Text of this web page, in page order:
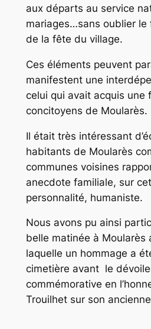
aux départs au service
mariages…sans oublier le
de la fête du village.
Ces éléments peuvent
manifestent une
celui qui avait acquis une
concitoyens de Moularès.
Il était très intéressant
habitants de Moularès
communes voisines
anecdote familiale, sur
personnalité, humaniste.
Nous avons pu ainsi
belle matinée à Moularès
laquelle un hommage a
cimetière avant le
commémorative en
Trouilhet sur son